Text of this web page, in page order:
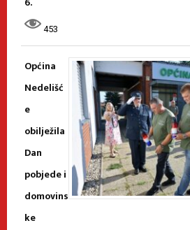
453
Općina
Nedelišć
e
obilježila
Dan
pobjede i
domovins
ke